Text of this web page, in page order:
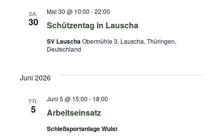
SA.
30 Schützentag in Lauscha
Mai 30 @ 10:00 -22:00
SV LauschaObermühle 3, Lauscha, Thüringen,
Deutschland
Juni 2026
FR.
5 Arbeitseinsatz
Juni 5 @ 15:00 - 18:00
Schießsportanlage Wulst